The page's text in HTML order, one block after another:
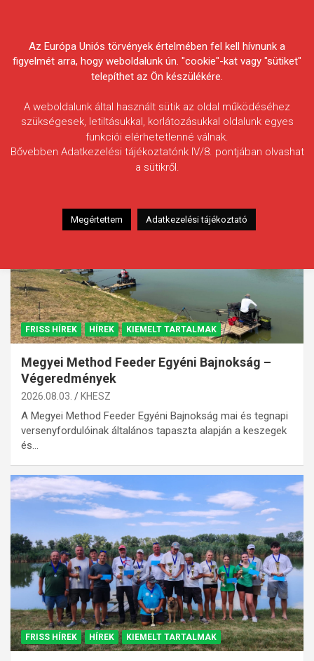
Egyesületek Szövetsége
Címke: Fűzfás-zugi versenypálya
FRISS HÍREK HÍREK KIEMELT TARTALMAK
Megyei Method Feeder Egyéni Bajnokság –
Végeredmények
2026.08.03. KHESZ
A Megyei Method Feeder Egyéni Bajnokság mai és tegnapi
versenyfordulóinak általános tapaszta alapján a keszegek
és…
FRISS HÍREK HÍREK KIEMELT TARTALMAK
Az Európa Uniós törvények értelmében fel kell hívnunk a
figyelmét arra, hogy weboldalunk ún. "cookie"-kat vagy "sütiket"
telepíthet az Ön készülékére.
A weboldalunk által használt sütik az oldal működéséhez
szükségesek, letiltásukkal, korlátozásukkal oldalunk egyes
funkciói elérhetetlenné válnak.
Bővebben Adatkezelési tájékoztatónk IV/8. pontjában olvashat
a sütikről.
Megértettem Adatkezelési tájékoztató